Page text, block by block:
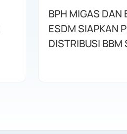
BPH MIGAS DAN
ESDM SIAPKAN
DISTRIBUSI BBM